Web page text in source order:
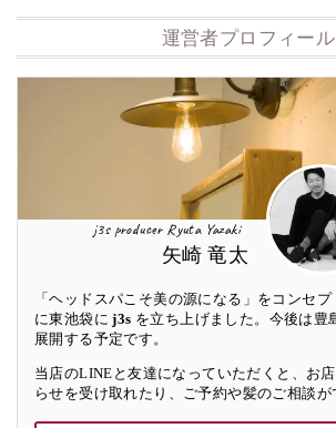
運営者プロフィール
j3s producer Ryuta Yazaki
矢崎 竜太
「ヘッドスパこそ美の源になる」をコンセ
に東池袋にj3s を立ち上げました。今後は豊
展開する予定です。
当店のLINEと友達になっていただくと、お
らせを受け取れたり、ご予約や髪のご相談が